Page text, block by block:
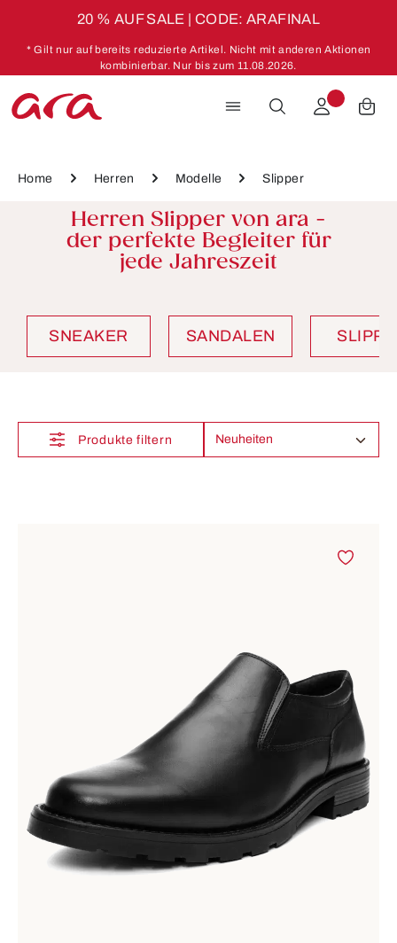
20 % AUF SALE | CODE: ARAFINAL
* Gilt nur auf bereits reduzierte Artikel. Nicht mit anderen Aktionen
kombinierbar. Nur bis zum 11.08.2026.
Home Herren Modelle Slipper
Herren Slipper von ara -
der perfekte Begleiter für
jede Jahreszeit
SNEAKER SANDALEN
Produkte filtern